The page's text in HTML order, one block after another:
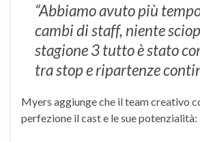
“Abbiamo avuto più
cambi di staff, niente
stagione 3 tutto è stato
tra stop e ripartenze
Myers aggiunge che il team creativo
perfezione il cast e le sue potenzialità: